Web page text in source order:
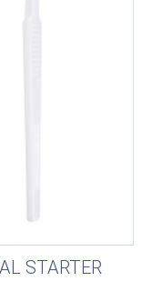
STARTER